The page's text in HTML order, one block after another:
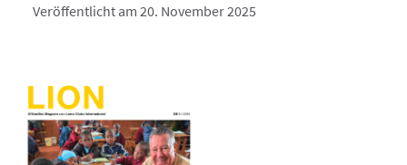
Veröffentlicht am 20. November 2025